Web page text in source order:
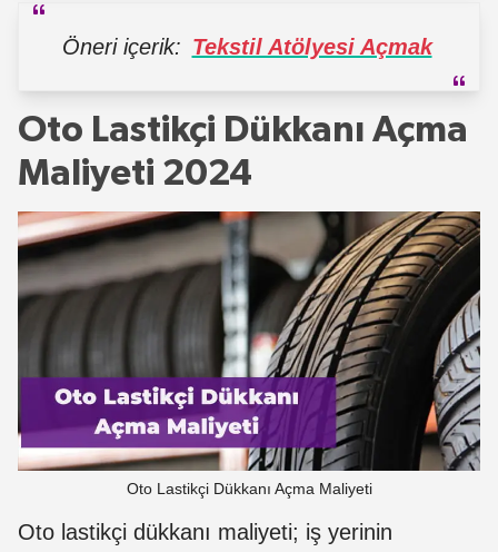
Öneri içerik: Tekstil Atölyesi Açmak
Oto Lastikçi Dükkanı Açma
Maliyeti 2024
Oto Lastikçi Dükkanı Açma Maliyeti
Oto lastikçi dükkanı maliyeti; iş yerinin